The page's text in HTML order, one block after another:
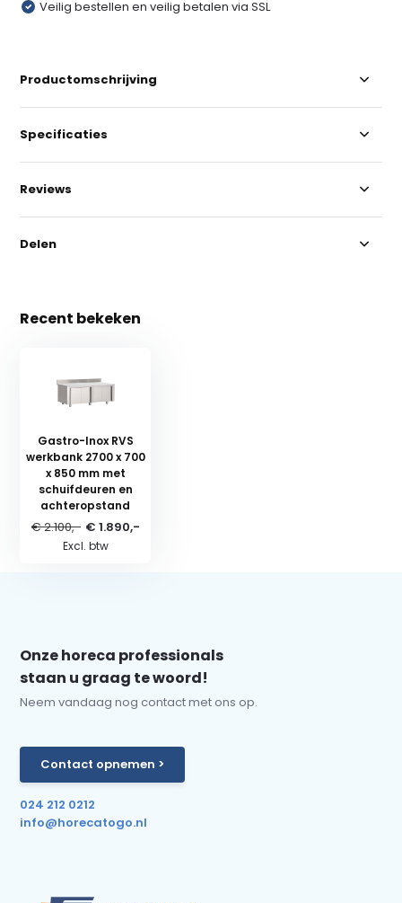
Veilig bestellen en veilig betalen via SSL
Productomschrijving
Specificaties
Reviews
Delen
Recent bekeken
Gastro-Inox RVS
werkbank 2700 x 700
x 850 mm met
schuifdeuren en
achteropstand
€ 2.100,- € 1.890,-
Excl. btw
Onze horeca professionals
staan u graag te woord!
Neem vandaag nog contact met ons op.
Contact opnemen >
024 212 0212
info@horecatogo.nl